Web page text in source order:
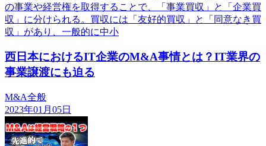
の事業や経営権を取得することで、「事業買収」と「企業買
収」に分けられる。買収には「友好的買収」と「同意なき買
収」があり、一般的に中小
西日本におけるIT企業のM&A事情とは？IT業界の
事業譲渡にも迫る
M&A全般
2023年01月05日